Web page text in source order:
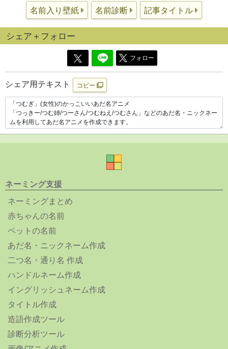
名前入り壁紙 名前診断 記事タイトル
シェア＋フォロー
フォロー
シェア用テキスト コピー
ネーミング支援
ネーミングまとめ
赤ちゃんの名前
ペットの名前
あだ名・ニックネーム作成
二つ名・通り名 作成
ハンドルネーム作成
イングリッシュネーム作成
タイトル作成
造語作成ツール
診断分析ツール